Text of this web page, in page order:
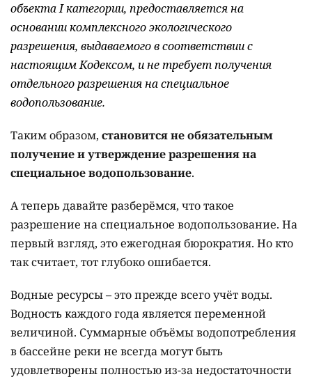
объекта I категории, предоставляется на
основании комплексного экологического
разрешения, выдаваемого в соответствии с
настоящим Кодексом, и не требует получения
отдельного разрешения на специальное
водопользование.
Таким образом, становится не обязательным
получение и утверждение разрешения на
специальное водопользование.
А теперь давайте разберёмся, что такое
разрешение на специальное водопользование. На
первый взгляд, это ежегодная бюрократия. Но кто
так считает, тот глубоко ошибается.
Водные ресурсы – это прежде всего учёт воды.
Водность каждого года является переменной
величиной. Суммарные объёмы водопотребления
в бассейне реки не всегда могут быть
удовлетворены полностью из-за недостаточности